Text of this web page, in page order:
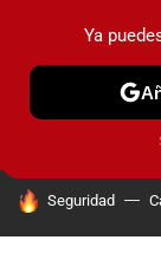
PRUEBAS
HOY SE HABLA
Seguridad
Ya